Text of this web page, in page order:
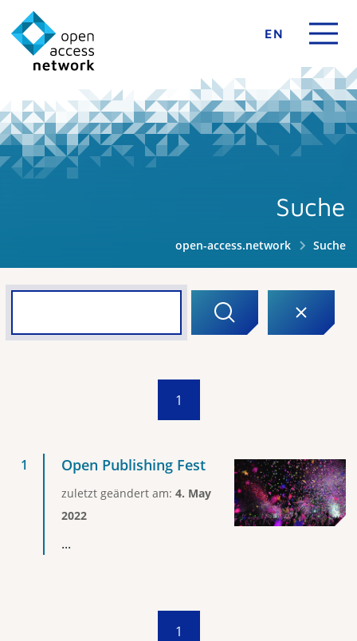
EN
Suche
open-access.network Suche
1
Open Publishing Fest
zuletzt geändert am: 4. May
2022
...
1